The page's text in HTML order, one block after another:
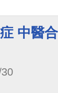
中醫